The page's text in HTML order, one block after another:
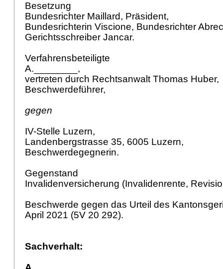
Besetzung
Bundesrichter Maillard, Präsident,
Bundesrichterin Viscione, Bundesrichter
Gerichtsschreiber Jancar.
Verfahrensbeteiligte
A.________,
vertreten durch Rechtsanwalt Thomas Huber,
Beschwerdeführer,
gegen
IV-Stelle Luzern,
Landenbergstrasse 35, 6005 Luzern,
Beschwerdegegnerin.
Gegenstand
Invalidenversicherung (Invalidenrente,
Beschwerde gegen das Urteil des
April 2021 (5V 20 292).
Sachverhalt: